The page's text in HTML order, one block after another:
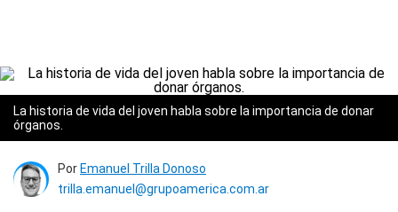
La historia de vida del joven habla sobre la importancia de donar
órganos.
Por Emanuel Trilla Donoso
trilla.emanuel@grupoamerica.com.ar